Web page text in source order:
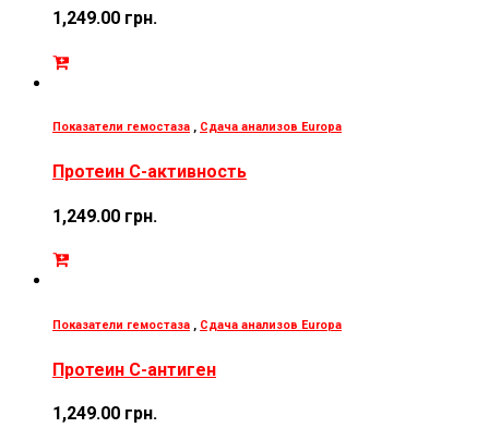
1,249.00 грн.
Показатели гемостаза , Сдача анализов Europa
Протеин С-активность
1,249.00 грн.
Показатели гемостаза , Сдача анализов Europa
Протеин С-антиген
1,249.00 грн.